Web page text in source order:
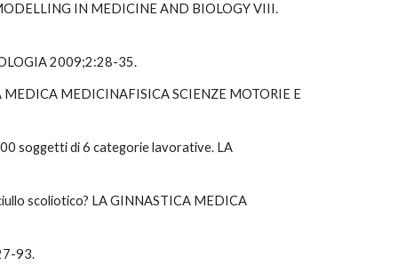
IN MEDICINE AND BIOLOGY VIII.
2009;2:28-35.
MEDICINAFISICA SCIENZE MOTORIE E
soggetti di 6 categorie lavorative. LA
scoliotico? LA GINNASTICA MEDICA
93.